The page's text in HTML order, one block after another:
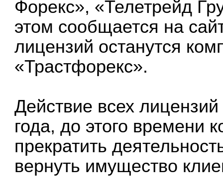
Форекс», «Телетрейд
этом сообщается на
лицензий останутся
«Трастфорекс».
Действие всех
года, до этого времени
прекратить
вернуть имущество